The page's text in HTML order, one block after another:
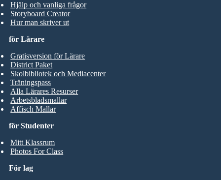
Hjälp och vanliga frågor
Storyboard Creator
Hur man skriver ut
för Studenter
Mitt Klassrum
Photos For Class
för Lärare
Gratisversion för Lärare
District Paket
Skolbibliotek och Mediacenter
Träningspass
Alla Lärares Resurser
Arbetsbladsmallar
Affisch Mallar
För lag